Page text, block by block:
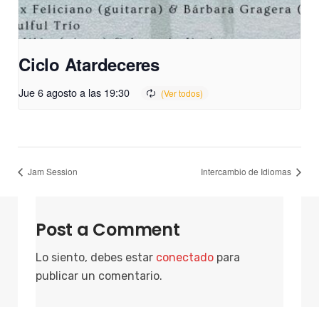
Ciclo Atardeceres
Jue 6 agosto a las 19:30
Jam Session Intercambio de Idiomas
Post a Comment
Lo siento, debes estar conectado para
publicar un comentario.